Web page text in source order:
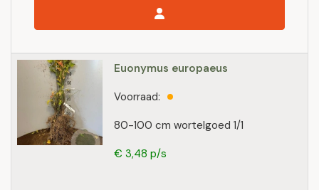
Euonymus europaeus
80-100 cm wortelgoed 1/1
Voorraad:
€ 3,48 p/s